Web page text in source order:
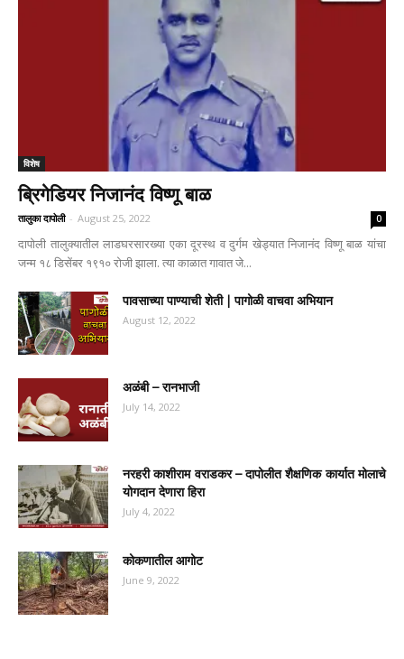
विशेष
ब्रिगेडियर निजानंद विष्णू बाळ
तालुका दापोली - August 25, 2022 0
दापोली तालुक्यातील लाडघरसारख्या एका दूरस्थ व दुर्गम खेड्यात निजानंद विष्णू बाळ यांचा
जन्म १८ डिसेंबर १९१० रोजी झाला. त्या काळात गावात जे...
पावसाच्या पाण्याची शेती | पागोळी वाचवा अभियान
August 12, 2022
अळंबी – रानभाजी
July 14, 2022
नरहरी काशीराम वराडकर – दापोलीत शैक्षणिक कार्यात मोलाचे
योगदान देणारा हिरा
July 4, 2022
कोकणातील आगोट
June 9, 2022